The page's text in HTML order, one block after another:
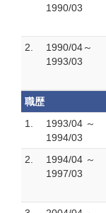
1990/03
2.
1990/04～
1993/03
職歴
1.
1993/04 ～
1994/03
2.
1994/04 ～
1997/03